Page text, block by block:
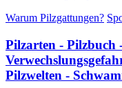
Warum Pilzgattungen?
Pilzarten - Pilzbuch
Pilzwelten -